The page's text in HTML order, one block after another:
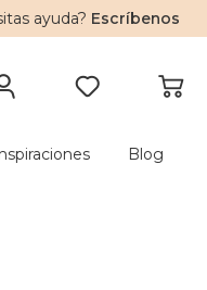
ayuda? Escríbenos
Blog